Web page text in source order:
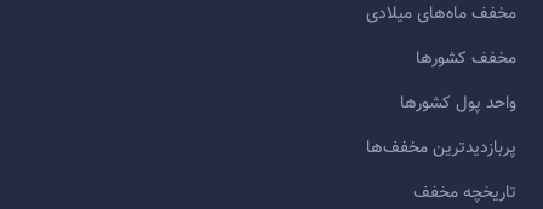
مخفف ماه‌های میلادی
مخفف کشورها
واحد پول کشورها
پربازديدترين مخفف‌ها
تاريخچه مخفف